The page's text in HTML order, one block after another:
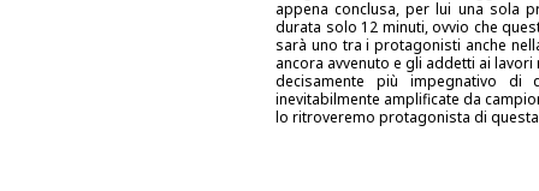
appena conclusa, per lui una sola
durata solo 12 minuti, ovvio che
sarà uno tra i protagonisti anche
ancora avvenuto e gli addetti ai
decisamente più impegnativo
inevitabilmente amplificate da
lo ritroveremo protagonista di